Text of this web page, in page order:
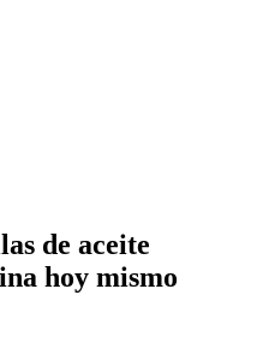
de aceite
hoy mismo